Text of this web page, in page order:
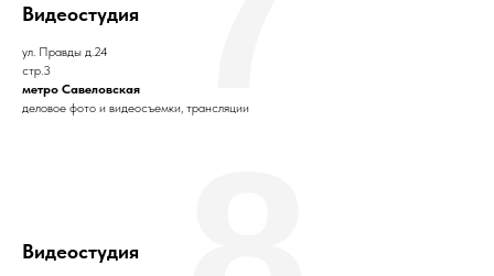
Видеостудия
ул. Правды д.24
стр.3
метро Савеловская
деловое фото и видеосъемки, трансляции
Видеостудия